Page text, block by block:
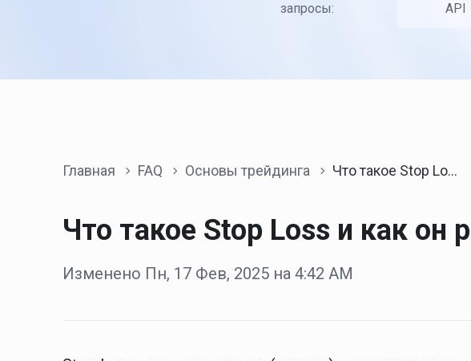
запросы:
API
Главная FAQ Основы трейдинга Что такоe Stop Loss и как он работает?
Что такоe Stop Loss и как он
Изменено Пн, 17 Фев, 2025 на 4:42 AM